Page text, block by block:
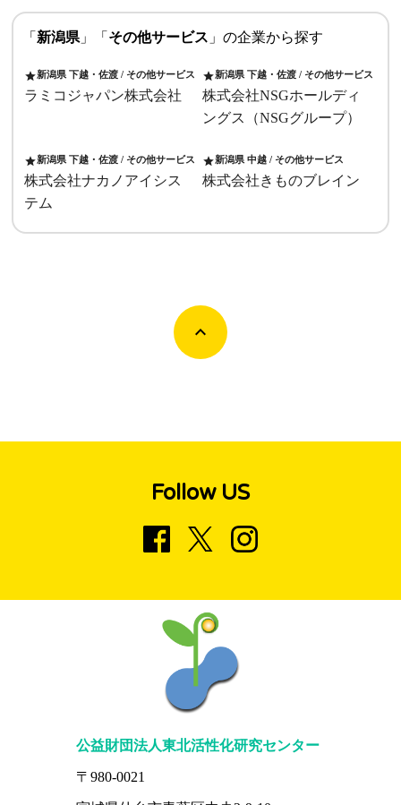
「新潟県」「 その他サービス 」の企業から探す
star新潟県 下越・佐渡 / その他サービス
ラミコジャパン株式会社
star新潟県 下越・佐渡 / その他サービス
株式会社NSGホールディ
ングス（NSGグループ）
star新潟県 下越・佐渡 / その他サービス
株式会社ナカノアイシス
テム
star新潟県 中越 / その他サービス
株式会社きものブレイン
Follow US
公益財団法人東北活性化研究センター
〒980-0021